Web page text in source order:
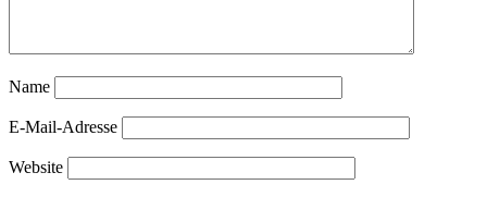
Name
E-Mail-Adresse
Website